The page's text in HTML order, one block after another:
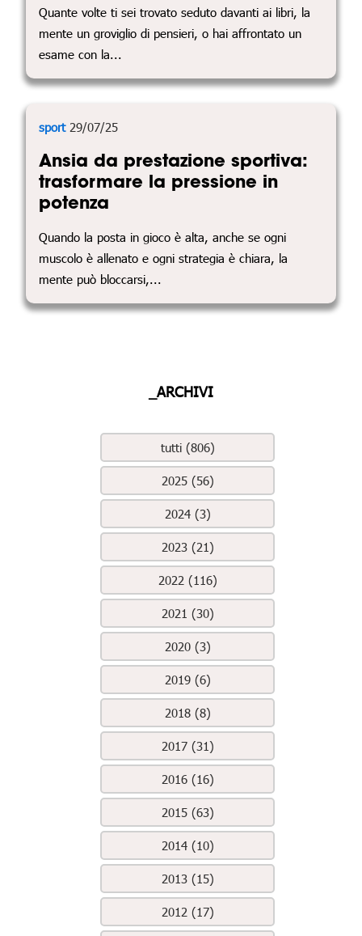
Quante volte ti sei trovato seduto davanti ai libri, la
mente un groviglio di pensieri, o hai affrontato un
esame con la...
sport29/07/25
Ansia da prestazione sportiva:
trasformare la pressione in
potenza
Quando la posta in gioco è alta, anche se ogni
muscolo è allenato e ogni strategia è chiara, la
mente può bloccarsi,...
_ARCHIVI
tutti (806)
2025 (56)
2024 (3)
2023 (21)
2022 (116)
2021 (30)
2020 (3)
2019 (6)
2018 (8)
2017 (31)
2016 (16)
2015 (63)
2014 (10)
2013 (15)
2012 (17)